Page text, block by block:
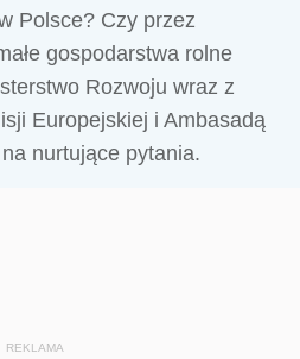
Polsce? Czy przez
gospodarstwa rolne
Rozwoju wraz z
Europejskiej i Ambasadą
nurtujące pytania.
REKLAMA